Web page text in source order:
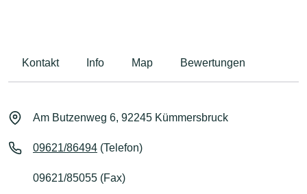
Kontakt Info Map Bewertungen
Am Butzenweg 6, 92245 Kümmersbruck
09621/86494 (Telefon)
09621/85055 (Fax)